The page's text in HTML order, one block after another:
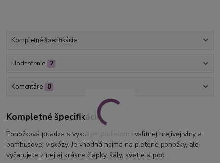
Kompletné špecifikácie
Hodnotenie 2
Komentáre 0
Kompletné špecifikácie
Ponožková priadza s vysokým podielom kvalitnej hrejivej vlny a
bambusovej viskózy. Je vhodná najmä na pletené ponožky, ale
vyčarujete z nej aj krásne čiapky, šály, svetre a pod.